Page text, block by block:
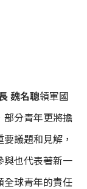
魏名聰領軍 國
部分青年更將擔
議題和見解，
與也代表著新一
全球青年的責任